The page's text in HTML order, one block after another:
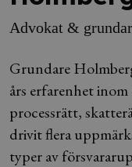
Advokat &
Grundare
års erfarenhet
processrätt,
drivit flera
typer av